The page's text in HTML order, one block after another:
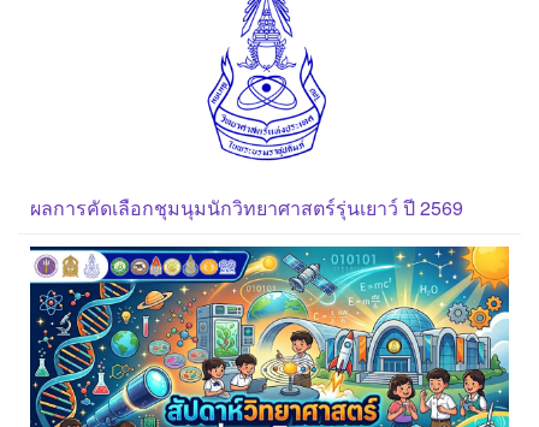
ผลการคัดเลือกชุมนุมนักวิทยาศาสตร์รุ่นเยาว์ ปี 2569